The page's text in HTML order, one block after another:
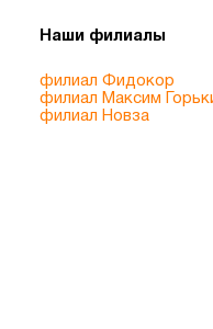
Наши филиалы
филиал Фидокор
филиал Максим
филиал Новза